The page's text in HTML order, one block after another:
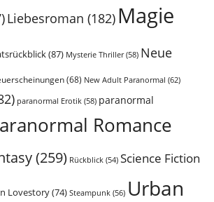
Liebesroman (182) Magie
(87) Mysterie Thriller(58) Neue
(68) New Adult Paranormal (62)
paranormal Erotik (58) paranormal
Romance
(259) Rückblick (54) Science Fiction
Lovestory(74) Steampunk (56) Urban